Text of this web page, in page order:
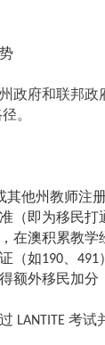
政府和联邦政
。
其他州教师注
（即为移民打
在澳积累教学
（如190、 491
额外移民加分
LANTITE 考试